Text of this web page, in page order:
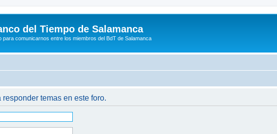
del Tiempo de Salamanca
para comunicarnos entre los miembros del BdT de Salamanca
temas en este foro.